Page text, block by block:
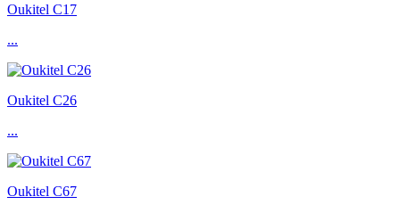
Oukitel C17
...
Oukitel C26
...
Oukitel C67